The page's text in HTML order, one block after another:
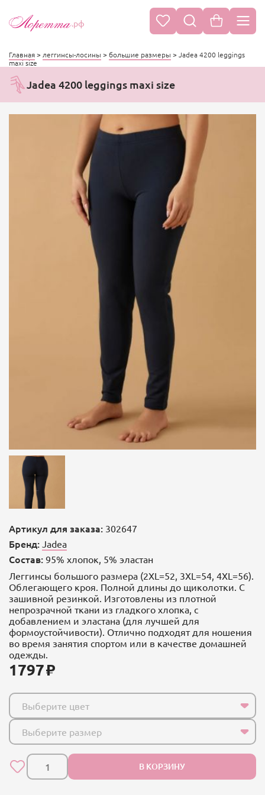
.рф
Главная> леггинсы-лосины > большие размеры > Jadea 4200 leggings
maxi size
Jadea 4200 leggings maxi size
Артикул для заказа: 302647
Бренд: Jadea
Состав: 95% хлопок, 5% эластан
Леггинсы большого размера (2XL=52, 3XL=54, 4XL=56).
Облегающего кроя. Полной длины до щиколотки. С
зашивной резинкой. Изготовлены из плотной
непрозрачной ткани из гладкого хлопка, с
добавлением и эластана (для лучшей для
формоустойчивости). Отлично подходят для ношения
во время занятия спортом или в качестве домашней
одежды.
1797
Выберите цвет
Выберите размер
В КОРЗИНУ